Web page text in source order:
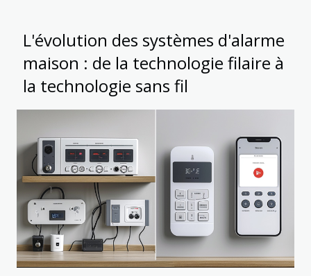
L'évolution des systèmes d'alarme
maison : de la technologie filaire à
la technologie sans fil